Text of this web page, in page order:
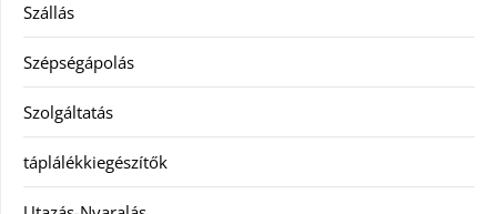
Szállás
Szépségápolás
Szolgáltatás
táplálékkiegészítők